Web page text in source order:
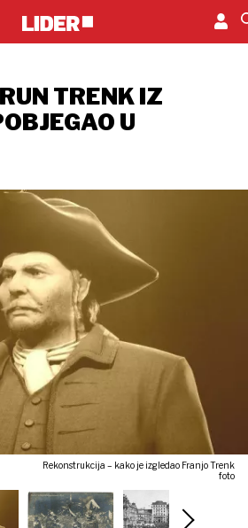
TRENK IZ
U
Rekonstrukcija – kako je izgledao Franjo Trenk
foto